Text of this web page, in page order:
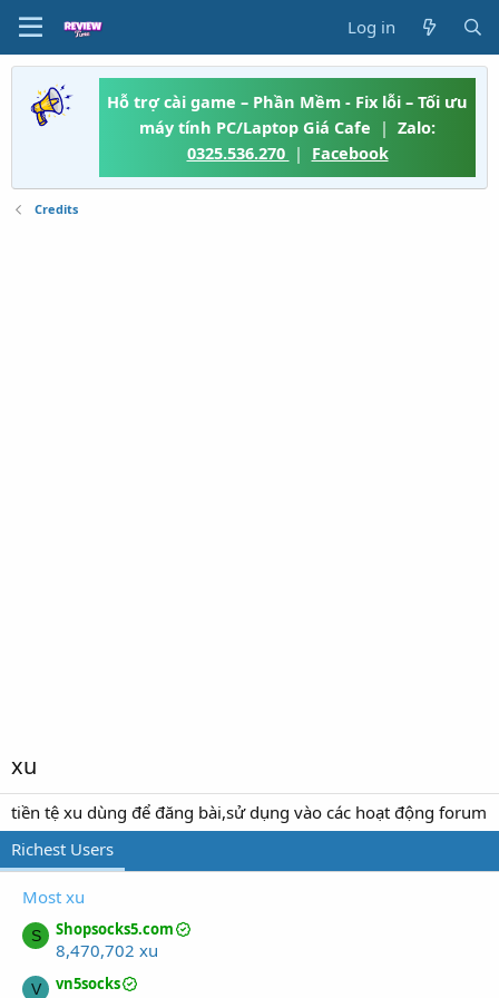
Log in
Hỗ trợ cài game – Phần Mềm - Fix lỗi – Tối ưu
máy tính PC/Laptop Giá Cafe | Zalo:
0325.536.270 | Facebook
Credits
xu
tiền tệ xu dùng để đăng bài,sử dụng vào các hoạt động forum
Richest Users
Most xu
S Shopsocks5.com
8,470,702 xu
V vn5socks